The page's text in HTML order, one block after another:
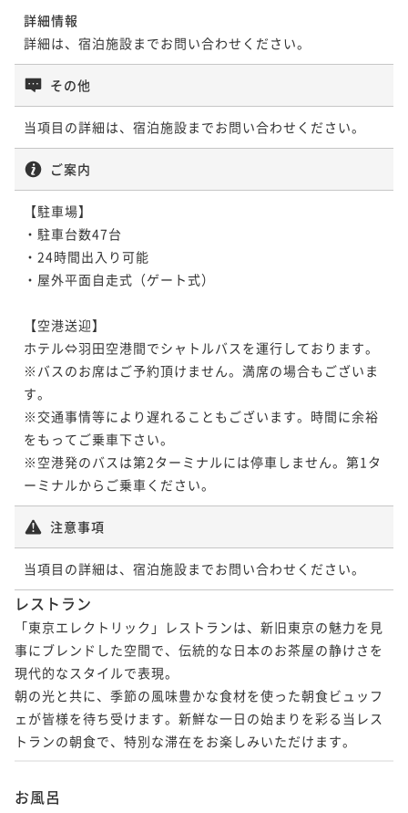
詳細情報
詳細は、宿泊施設までお問い合わせください。
その他
当項目の詳細は、宿泊施設までお問い合わせください。
ご案内
【駐車場】
・駐車台数47台
・24時間出入り可能
・屋外平面自走式（ゲート式）
【空港送迎】
ホテル⇔羽田空港間でシャトルバスを運行しております。
※バスのお席はご予約頂けません。満席の場合もございま
す。
※交通事情等により遅れることもございます。時間に余裕
をもってご乗車下さい。
※空港発のバスは第2ターミナルには停車しません。第1タ
ーミナルからご乗車ください。
注意事項
当項目の詳細は、宿泊施設までお問い合わせください。
レストラン
「東京エレクトリック」レストランは、新旧東京の魅力を見
事にブレンドした空間で、伝統的な日本のお茶屋の静けさを
現代的なスタイルで表現。
朝の光と共に、季節の風味豊かな食材を使った朝食ビュッフ
ェが皆様を待ち受けます。新鮮な一日の始まりを彩る当レス
お風呂